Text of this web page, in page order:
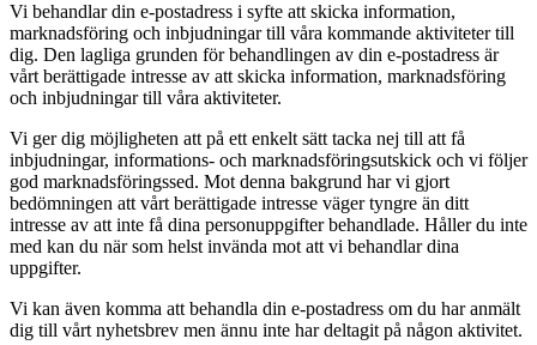
Vi behandlar din e-postadress i syfte att skicka information,
marknadsföring och inbjudningar till våra kommande aktiviteter till
dig. Den lagliga grunden för behandlingen av din e-postadress är
vårt berättigade intresse av att skicka information, marknadsföring
och inbjudningar till våra aktiviteter.
Vi ger dig möjligheten att på ett enkelt sätt tacka nej till att få
inbjudningar, informations- och marknadsföringsutskick och vi följer
god marknadsföringssed. Mot denna bakgrund har vi gjort
bedömningen att vårt berättigade intresse väger tyngre än ditt
intresse av att inte få dina personuppgifter behandlade. Håller du inte
med kan du när som helst invända mot att vi behandlar dina
uppgifter.
Vi kan även komma att behandla din e-postadress om du har anmält
dig till vårt nyhetsbrev men ännu inte har deltagit på någon aktivitet.